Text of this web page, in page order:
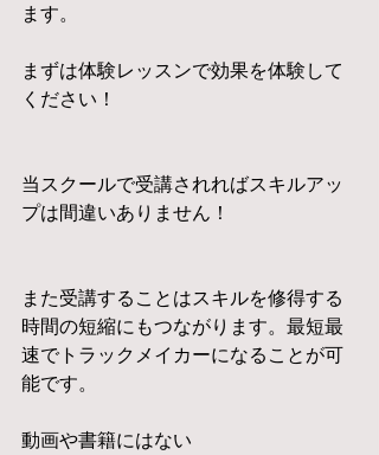
ます。
まずは体験レッスンで効果を体験して
ください！
当スクールで受講されればスキルアッ
プは間違いありません！
また受講することはスキルを修得する
時間の短縮にもつながります。最短最
速でトラックメイカーになることが可
能です。
動画や書籍にはない